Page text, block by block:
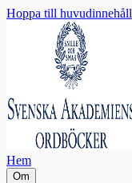
Hoppa till huvudinnehåll
Hem
Om